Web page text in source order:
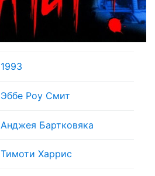
1993
Эббе Роу Смит
Анджея Бартковяка
Тимоти Харрис